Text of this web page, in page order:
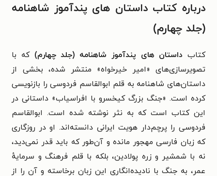
درباره کتاب داستان های پندآموز شاهنامه
(جلد چهارم)
کتاب داستان های پندآموز شاهنامه (جلد چهارم) که با
تصویرسازی‌های «امیر خیرخواه» منتشر شده، بخشی از
داستان‌های شاهنامه به قلم ابوالقاسم فردوسی را بازنویسی
کرده است. «جنگ بزرگ کیخسرو با افراسیاب» داستانی در
این کتاب است که به نثر نوشته شده است. ابوالقاسم
فردوسی را پرچم‌دار هویت ایرانی دانسته‌اند. او در روزگاری
که زبان فارسی مهجور مانده و آن‌طور که باید قدر نمی‌دید،
نه با شمشیر و زره پولادین، بلکه با قلم فرهنگ و سرمایهٔ
عمر، به جنگ با نادیده‌انگاری این زبان برخاسته و آن را از